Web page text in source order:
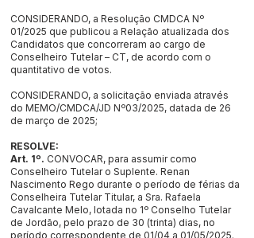
CONSIDERANDO, a Resolução CMDCA Nº
01/2025 que publicou a Relação atualizada dos
Candidatos que concorreram ao cargo de
Conselheiro Tutelar – CT, de acordo com o
quantitativo de votos.
CONSIDERANDO, a solicitação enviada através
do MEMO/CMDCA/JD Nº03/2025, datada de 26
de março de 2025;
RESOLVE:
Art. 1º. CONVOCAR, para assumir como
Conselheiro Tutelar o Suplente. Renan
Nascimento Rego durante o período de férias da
Conselheira Tutelar Titular, a Sra. Rafaela
Cavalcante Melo, lotada no 1º Conselho Tutelar
de Jordão, pelo prazo de 30 (trinta) dias, no
período correspondente de 01/04 a 01/05/2025.